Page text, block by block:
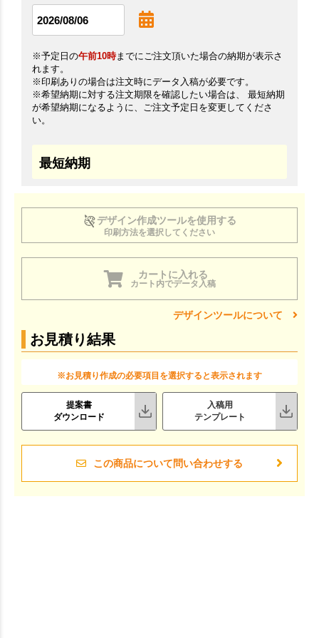
※予定日の午前10時までにご注文頂いた場合の納期が表示さ
れます。
※印刷ありの場合は注文時にデータ入稿が必要です。
※希望納期に対する注文期限を確認したい場合は、 最短納期
が希望納期になるように、ご注文予定日を変更してくださ
い。
最短納期
デザイン作成ツールを使用する
印刷方法を選択してください
カートに入れる
カート内でデータ入稿
デザインツールについて
お見積り結果
※お見積り作成の必要項目を選択すると表示されます
提案書
ダウンロード
入稿用
テンプレート
この商品について問い合わせする